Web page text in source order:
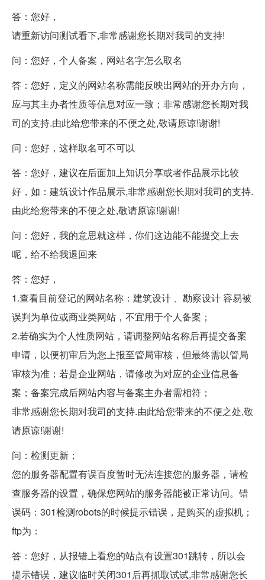
答：您好，
请重新访问测试看下,非常感谢您长期对我司的支持!
问：您好，个人备案，网站名字怎么取名
答：您好，定义的网站名称需能反映出网站的开办方向，
应与其主办者性质等信息对应一致；非常感谢您长期对我
司的支持.由此给您带来的不便之处,敬请原谅!谢谢!
问：您好，这样取名可不可以
答：您好，建议在后面加上知识分享或者作品展示比较
好，如：建筑设计作品展示,非常感谢您长期对我司的支持.
由此给您带来的不便之处,敬请原谅!谢谢!
问：您好，我的意思就这样，你们这边能不能提交上去
呢，给不给我退回来
答：您好，
1.查看目前登记的网站名称：建筑设计 、勘察设计 容易被
误判为单位或商业类网站，不宜用于个人备案；
2.若确实为个人性质网站，请调整网站名称后再提交备案
申请，以便初审后为您上报至管局审核，但最终需以管局
审核为准；若是企业网站，请修改为对应的企业信息备
案；备案完成后网站内容与备案主办者需相符；
非常感谢您长期对我司的支持.由此给您带来的不便之处,敬
请原谅!谢谢!
问：检测更新；
您的服务器配置有误百度暂时无法连接您的服务器，请检
查服务器的设置，确保您网站的服务器能被正常访问。错
误码：301检测robots的时候提示错误，是购买的虚拟机；
ftp为：
答：您好，从报错上看您的站点有设置301跳转，所以会
提示错误，建议临时关闭301后再抓取试试,非常感谢您长